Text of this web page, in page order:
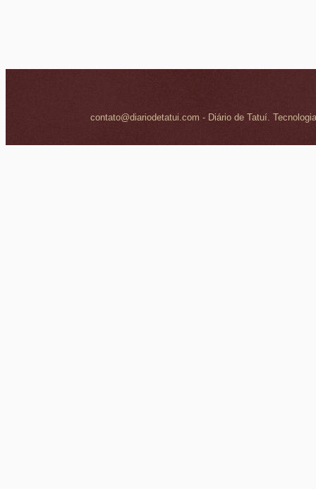
contato@diariodetatui.com - Diário de Tatuí.